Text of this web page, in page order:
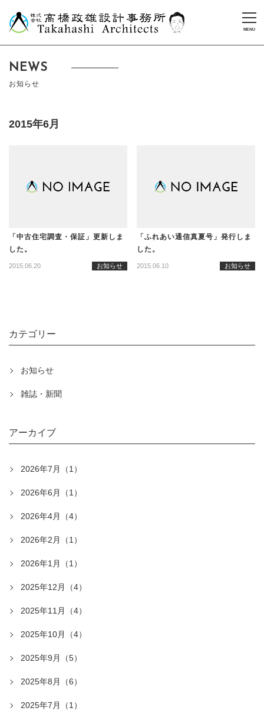
NEWS
お知らせ
2015年6月
「中古住宅調査・保証」更新しま
した。
2015.06.20 お知らせ
「ふれあい通信真夏号」発行しま
した。
2015.06.10 お知らせ
カテゴリー
お知らせ
雑誌・新聞
アーカイブ
2026年7月（1）
2026年6月（1）
2026年4月（4）
2026年2月（1）
2026年1月（1）
2025年12月（4）
2025年11月（4）
2025年10月（4）
2025年9月（5）
2025年8月（6）
2025年7月（1）